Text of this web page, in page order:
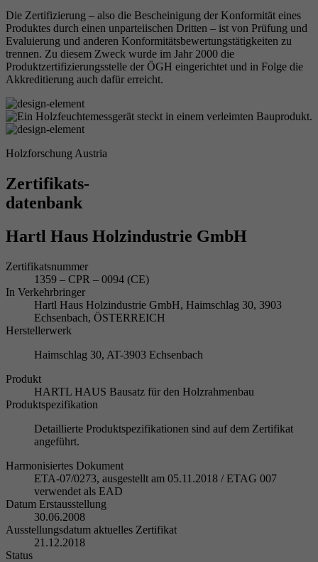
Die Zertifizierung – also die Bescheinigung der Konformität eines
Produktes durch einen unparteiischen Dritten – ist von Prüfung und
Evaluierung und anderen Konformitätsbewertungstätigkeiten zu
trennen. Zu diesem Zweck wurde im Jahr 2000 die
Produktzertifizierungsstelle der ÖGH eingerichtet und in Folge die
Akkreditierung auch dafür erreicht.
Holzforschung Austria
Zertifikats-
datenbank
Hartl Haus Holzindustrie GmbH
Zertifikatsnummer
1359 – CPR – 0094 (CE)
In Verkehrbringer
Hartl Haus Holzindustrie GmbH, Haimschlag 30, 3903
Echsenbach, ÖSTERREICH
Herstellerwerk
Haimschlag 30, AT-3903 Echsenbach
Produkt
HARTL HAUS Bausatz für den Holzrahmenbau
Produktspezifikation
Detaillierte Produktspezifikationen sind auf dem Zertifikat
angeführt.
Harmonisiertes Dokument
ETA-07/0273, ausgestellt am 05.11.2018 / ETAG 007
verwendet als EAD
Datum Erstausstellung
30.06.2008
Ausstellungsdatum aktuelles Zertifikat
21.12.2018
Status